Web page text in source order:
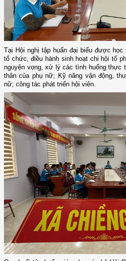
Tại Hội nghị tập huấn đại biểu được
tổ chức, điều hành sinh hoạt chi hội tổ
nguyện vọng, xử lý các tình huống thực
thân của phụ nữ; Kỹ năng vận động,
nữ; công tác phát triển hội viên.